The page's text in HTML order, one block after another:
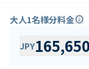
大人1名様分料金info
JPY165,650